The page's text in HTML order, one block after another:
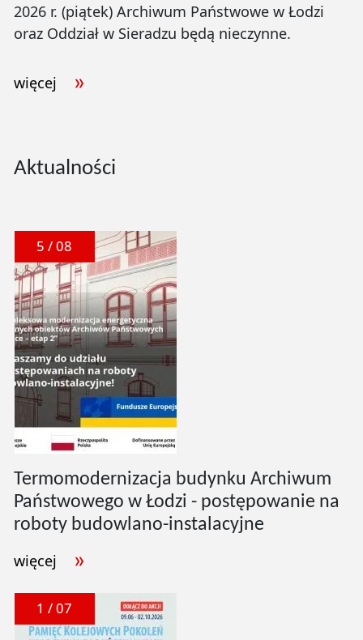
2026 r. (piątek) Archiwum Państwowe w Łodzi
oraz Oddział w Sieradzu będą nieczynne.
więcej
Aktualności
5 / 08
Termomodernizacja budynku Archiwum
Państwowego w Łodzi - postępowanie na
roboty budowlano-instalacyjne
więcej
1 / 07